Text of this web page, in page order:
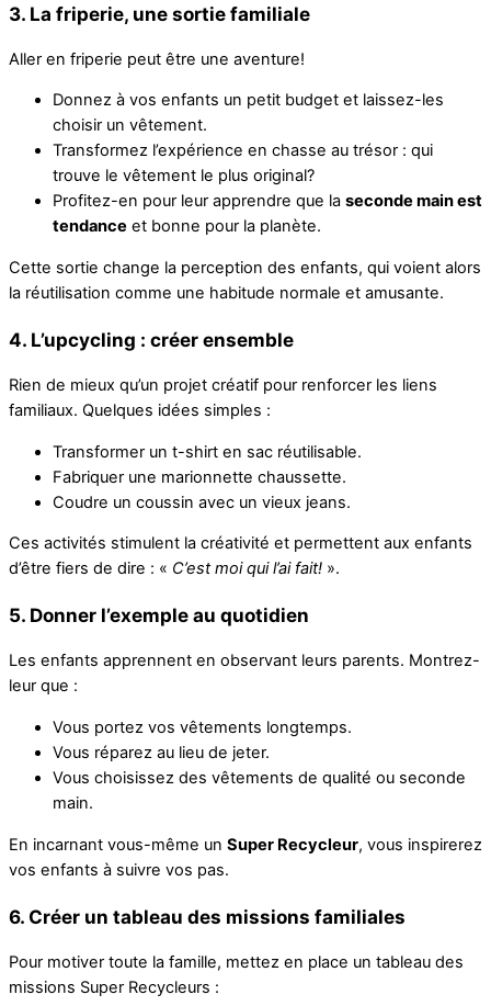
3. La friperie, une sortie familiale
Aller en friperie peut être une aventure!
Donnez à vos enfants un petit budget et laissez-les
choisir un vêtement.
Transformez l’expérience en chasse au trésor : qui
trouve le vêtement le plus original?
Profitez-en pour leur apprendre que la seconde main est
tendance et bonne pour la planète.
Cette sortie change la perception des enfants, qui voient alors
la réutilisation comme une habitude normale et amusante.
4. L’upcycling : créer ensemble
Rien de mieux qu’un projet créatif pour renforcer les liens
familiaux. Quelques idées simples :
Transformer un t-shirt en sac réutilisable.
Fabriquer une marionnette chaussette.
Coudre un coussin avec un vieux jeans.
Ces activités stimulent la créativité et permettent aux enfants
d’être fiers de dire : « C’est moi qui l’ai fait! ».
5. Donner l’exemple au quotidien
Les enfants apprennent en observant leurs parents. Montrez-
leur que :
Vous portez vos vêtements longtemps.
Vous réparez au lieu de jeter.
Vous choisissez des vêtements de qualité ou seconde
main.
En incarnant vous-même un Super Recycleur, vous inspirerez
vos enfants à suivre vos pas.
6. Créer un tableau des missions familiales
Pour motiver toute la famille, mettez en place un tableau des
missions Super Recycleurs :